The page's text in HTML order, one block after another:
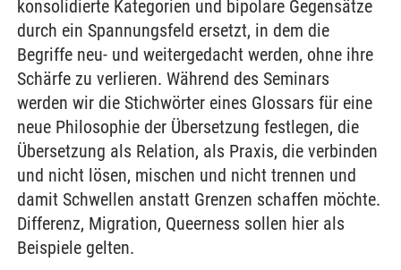
konsolidierte Kategorien und bipolare Gegensätze
durch ein Spannungsfeld ersetzt, in dem die
Begriffe neu- und weitergedacht werden, ohne ihre
Schärfe zu verlieren. Während des Seminars
werden wir die Stichwörter eines Glossars für eine
neue Philosophie der Übersetzung festlegen, die
Übersetzung als Relation, als Praxis, die verbinden
und nicht lösen, mischen und nicht trennen und
damit Schwellen anstatt Grenzen schaffen möchte.
Differenz, Migration, Queerness sollen hier als
Beispiele gelten.